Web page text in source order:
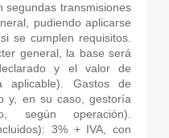
segundas transmisiones
pudiendo aplicarse
se cumplen requisitos.
general, la base será
y el valor de
aplicable). Gastos de
y, en su caso, gestoría
según operación).
3% + IVA, con